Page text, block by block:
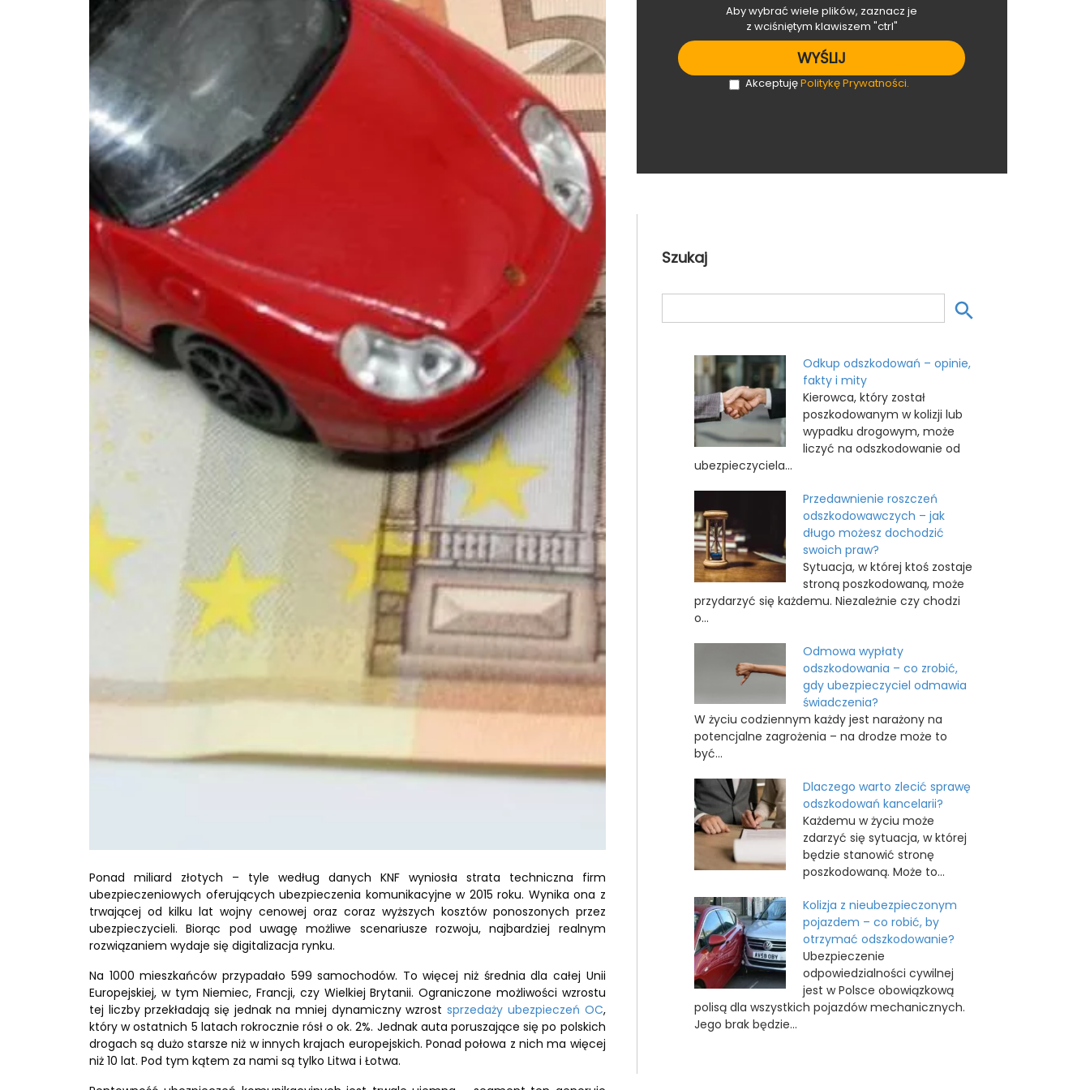
Ponad miliard złotych – tyle według danych KNF wyniosła strata techniczna firm
ubezpieczeniowych oferujących ubezpieczenia komunikacyjne w 2015 roku. Wynika ona z
trwającej od kilku lat wojny cenowej oraz coraz wyższych kosztów ponoszonych przez
ubezpieczycieli. Biorąc pod uwagę możliwe scenariusze rozwoju, najbardziej realnym
rozwiązaniem wydaje się digitalizacja rynku.
Na 1000 mieszkańców przypadało 599 samochodów. To więcej niż średnia dla całej Unii
Europejskiej, w tym Niemiec, Francji, czy Wielkiej Brytanii. Ograniczone możliwości wzrostu
tej liczby przekładają się jednak na mniej dynamiczny wzrostsprzedaży ubezpieczeń OC,
który w ostatnich 5 latach rokrocznie rósł o ok. 2%. Jednak auta poruszające się po polskich
drogach są dużo starsze niż w innych krajach europejskich. Ponad połowa z nich ma więcej
niż 10 lat. Pod tym kątem za nami są tylko Litwa i Łotwa.
Aby wybrać wiele plików, zaznacz je
z wciśniętym klawiszem "ctrl"
AkceptujęPolitykę Prywatności.
Szukaj
Search Search Button
Odkup odszkodowań – opinie,
fakty i mity
Kierowca, który został
poszkodowanym w kolizji lub
wypadku drogowym, może
liczyć na odszkodowanie od
ubezpieczyciela...
Przedawnienie roszczeń
odszkodowawczych – jak
długo możesz dochodzić
swoich praw?
Sytuacja, w której ktoś zostaje
stroną poszkodowaną, może
przydarzyć się każdemu. Niezależnie czy chodzi
o...
Odmowa wypłaty
odszkodowania – co zrobić,
gdy ubezpieczyciel odmawia
świadczenia?
W życiu codziennym każdy jest narażony na
potencjalne zagrożenia – na drodze może to
być...
Dlaczego warto zlecić sprawę
odszkodowań kancelarii?
Każdemu w życiu może
zdarzyć się sytuacja, w której
będzie stanowić stronę
poszkodowaną. Może to...
Kolizja z nieubezpieczonym
pojazdem – co robić, by
otrzymać odszkodowanie?
Ubezpieczenie
odpowiedzialności cywilnej
jest w Polsce obowiązkową
polisą dla wszystkich pojazdów mechanicznych.
Jego brak będzie...